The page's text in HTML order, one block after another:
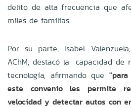
delito de alta frecuencia que
miles de familias.
Por su parte, Isabel
AChM, destacó la capacidad de
tecnología, afirmando que
este convenio les permite
velocidad y detectar autos con